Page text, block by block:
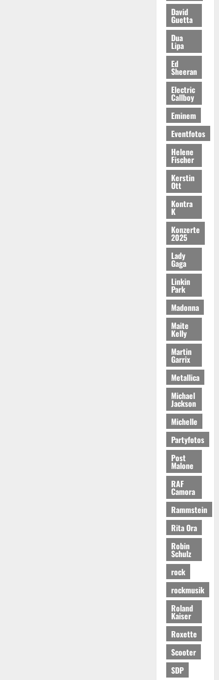
David
Guetta
Dua
Lipa
Ed
Sheeran
Electric
Callboy
Eminem
Eventfotos
Helene
Fischer
Kerstin
Ott
Kontra
K
Konzerte
2025
Lady
Gaga
Linkin
Park
Madonna
Maite
Kelly
Martin
Garrix
Metallica
Michael
Jackson
Michelle
Partyfotos
Post
Malone
RAF
Camora
Rammstein
Rita Ora
Robin
Schulz
rock
rockmusik
Roland
Kaiser
Roxette
Scooter
SDP